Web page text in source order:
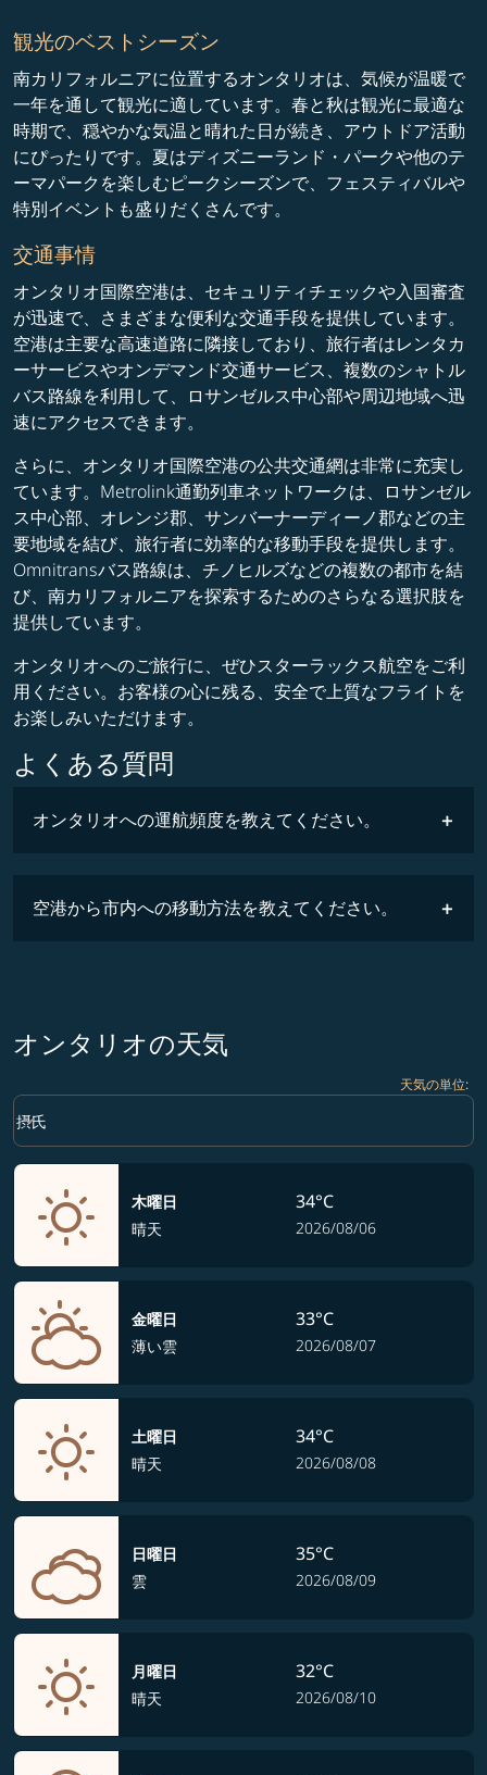
観光のベストシーズン
南カリフォルニアに位置するオンタリオは、気候が温暖で
一年を通して観光に適しています。春と秋は観光に最適な
時期で、穏やかな気温と晴れた日が続き、アウトドア活動
にぴったりです。夏はディズニーランド・パークや他のテ
ーマパークを楽しむピークシーズンで、フェスティバルや
特別イベントも盛りだくさんです。
交通事情
オンタリオ国際空港は、セキュリティチェックや入国審査
が迅速で、さまざまな便利な交通手段を提供しています。
空港は主要な高速道路に隣接しており、旅行者はレンタカ
ーサービスやオンデマンド交通サービス、複数のシャトル
バス路線を利用して、ロサンゼルス中心部や周辺地域へ迅
速にアクセスできます。
さらに、オンタリオ国際空港の公共交通網は非常に充実し
ています。Metrolink通勤列車ネットワークは、ロサンゼル
ス中心部、オレンジ郡、サンバーナーディーノ郡などの主
要地域を結び、旅行者に効率的な移動手段を提供します。
Omnitransバス路線は、チノヒルズなどの複数の都市を結
び、南カリフォルニアを探索するためのさらなる選択肢を
提供しています。
オンタリオへのご旅行に、ぜひスターラックス航空をご利
用ください。お客様の心に残る、安全で上質なフライトを
お楽しみいただけます。
よくある質問
オンタリオへの運航頻度を教えてください。
時刻表
空港から市内への移動方法を教えてください。
オンタリオの天気
天気の単位:
Weather unit option 摂氏 Selected
摂氏
keyboard_arrow_down
木曜日
晴天
34°C
2026/08/06
金曜日
薄い雲
33°C
2026/08/07
土曜日
晴天
34°C
2026/08/08
日曜日
雲
35°C
2026/08/09
月曜日
晴天
32°C
2026/08/10